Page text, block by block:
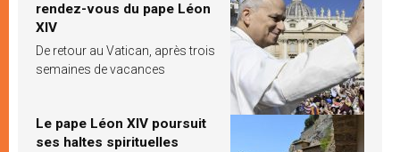
rendez-vous du pape Léon
XIV
De retour au Vatican, après trois
semaines de vacances
Le pape Léon XIV poursuit
ses haltes spirituelles